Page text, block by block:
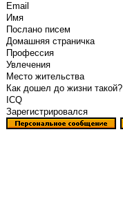
Email
Имя
Послано писем
Домашняя страничка
Профессия
Увлечения
Место жительства
Как дошел до жизни такой?
ICQ
Зарегистрировался